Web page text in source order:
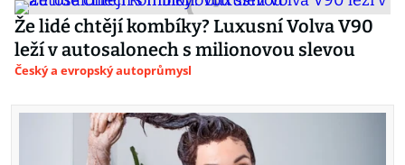
Že lidé chtějí kombíky? Luxusní Volva V90
leží v autosalonech s milionovou slevou
Český a evropský autoprůmysl